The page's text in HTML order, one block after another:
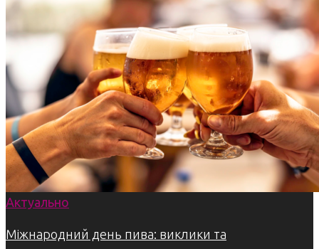
Актуально
Міжнародний день пива: виклики та